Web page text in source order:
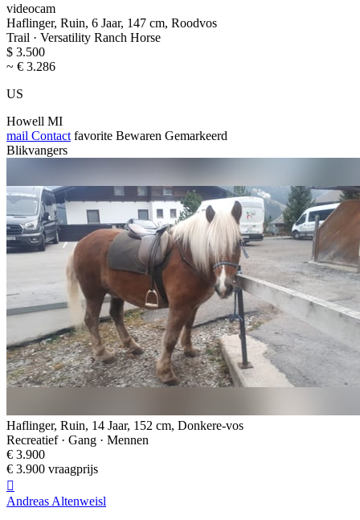
videocam
Haflinger, Ruin, 6 Jaar, 147 cm, Roodvos
Trail · Versatility Ranch Horse
$ 3.500
~ € 3.286
US
Howell MI
mail Contact favorite Bewaren Gemarkeerd
Blikvangers
Haflinger, Ruin, 14 Jaar, 152 cm, Donkere-vos
Recreatief · Gang · Mennen
€ 3.900
€ 3.900 vraagprijs

Andreas Altenweisl